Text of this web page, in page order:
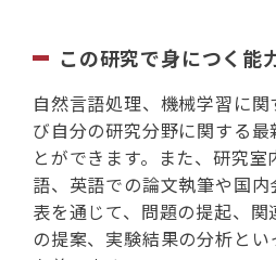
この研究で身につく能
自然言語処理、機械学習に
び自分の研究分野に関する
とができます。また、研究
語、英語での論文執筆や国
表を通じて、問題の提起、
の提案、実験結果の分析と